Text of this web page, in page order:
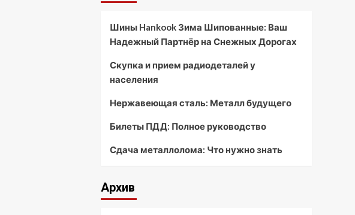
Шины Hankook Зима Шипованные: Ваш
Надежный Партнёр на Снежных Дорогах
Скупка и прием радиодеталей у
населения
Нержавеющая сталь: Металл будущего
Билеты ПДД: Полное руководство
Сдача металлолома: Что нужно знать
Архив